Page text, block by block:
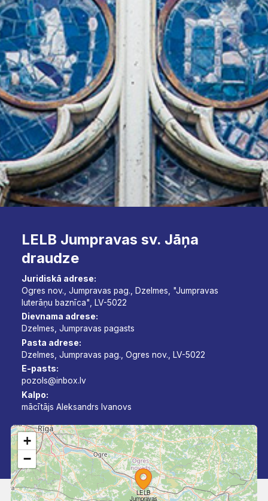
LELB Jumpravas sv. Jāņa
draudze
Juridiskā adrese:
Ogres nov., Jumpravas pag., Dzelmes, "Jumpravas
luterāņu baznīca", LV-5022
Dievnama adrese:
Dzelmes, Jumpravas pagasts
Pasta adrese:
Dzelmes, Jumpravas pag., Ogres nov., LV-5022
E-pasts:
pozols@inbox.lv
Kalpo:
mācītājs Aleksandrs Ivanovs
LELB
Jumpravas
+
−